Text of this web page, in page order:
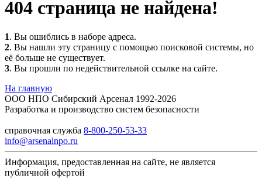
404 страница не найдена!
1. Вы ошиблись в наборе адреса.
2. Вы нашли эту страницу с помощью поисковой системы, но
её больше не существует.
3. Вы прошли по недействительной ссылке на сайте.
На главную
ООО НПО Сибирский Арсенал 1992-2026
Разработка и производство систем безопасности
справочная служба 8-800-250-53-33
info@arsenalnpo.ru
Информация, предоставленная на сайте, не является
публичной офертой